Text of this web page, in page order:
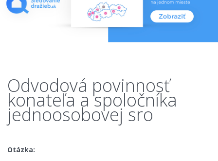
Odvodová povinnosť
konateľa a spoločníka
jednoosobovej sro
Otázka: